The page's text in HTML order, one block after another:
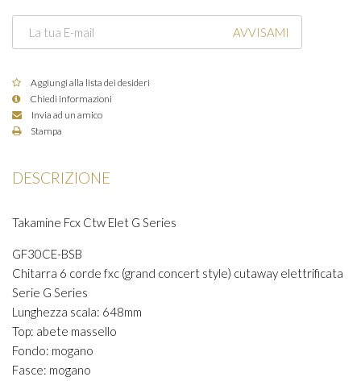
AVVISAMI
Aggiungi alla lista dei desideri
Chiedi informazioni
Invia ad un amico
Stampa
DESCRIZIONE
Takamine Fcx Ctw Elet G Series
GF30CE-BSB
Chitarra 6 corde fxc (grand concert style) cutaway elettrificata
Serie G Series
Lunghezza scala: 648mm
Top: abete massello
Fondo: mogano
Fasce: mogano